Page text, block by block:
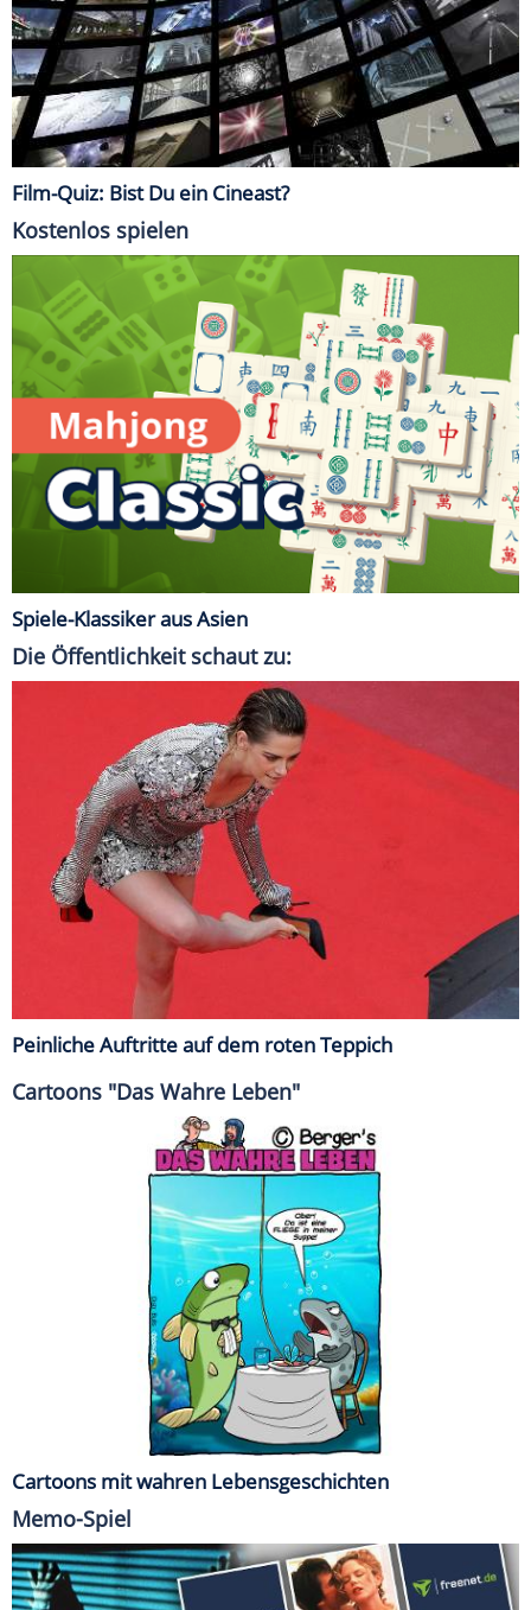
Film-Quiz: Bist Du ein Cineast?
Kostenlos spielen
Spiele-Klassiker aus Asien
Die Öffentlichkeit schaut zu:
Peinliche Auftritte auf dem roten Teppich
Cartoons "Das Wahre Leben"
Cartoons mit wahren Lebensgeschichten
Memo-Spiel